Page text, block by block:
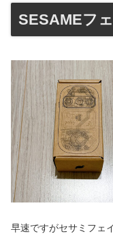
SESAMEフ
早速ですがセサミフェ